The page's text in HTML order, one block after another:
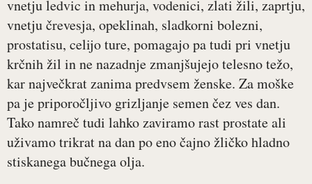
vnetju ledvic in mehurja, vodenici, zlati žili, zaprtju,
vnetju črevesja, opeklinah, sladkorni bolezni,
prostatisu, celijo ture, pomagajo pa tudi pri vnetju
krčnih žil in ne nazadnje zmanjšujejo telesno težo,
kar največkrat zanima predvsem ženske. Za moške
pa je priporočljivo grizljanje semen čez ves dan.
Tako namreč tudi lahko zaviramo rast prostate ali
uživamo trikrat na dan po eno čajno žličko hladno
stiskanega bučnega olja.